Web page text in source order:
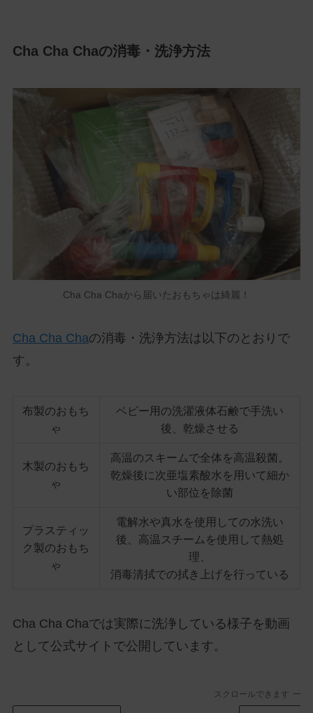
Cha Cha Chaの消毒・洗浄方法
Cha Cha Chaから届いたおもちゃは綺麗！
Cha Cha Chaの消毒・洗浄方法は以下のとおりで
す。
布製のおもち
ゃ
ベビー用の洗濯液体石鹸で手洗い
後、乾燥させる
木製のおもち
ゃ
高温のスキームで全体を高温殺菌。
乾燥後に次亜塩素酸水を用いて細か
い部位を除菌
プラスティッ
ク製のおもち
ゃ
電解水や真水を使用しての水洗い
後、高温スチームを使用して熱処
理、
消毒清拭での拭き上げを行っている
Cha Cha Chaでは実際に洗浄している様子を動画
として公式サイトで公開しています。
スクロールできます